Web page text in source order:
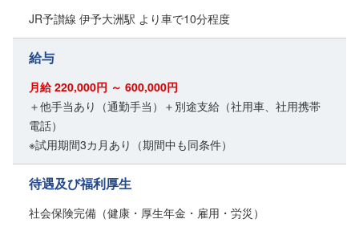
JR予讃線 伊予大洲駅 より車で10分程度
給与
月給 220,000円 ～ 600,000円
＋他手当あり（通勤手当）＋別途支給（社用車、社用携帯
電話）
※試用期間3カ月あり（期間中も同条件）
待遇及び福利厚生
社会保険完備（健康・厚生年金・雇用・労災）